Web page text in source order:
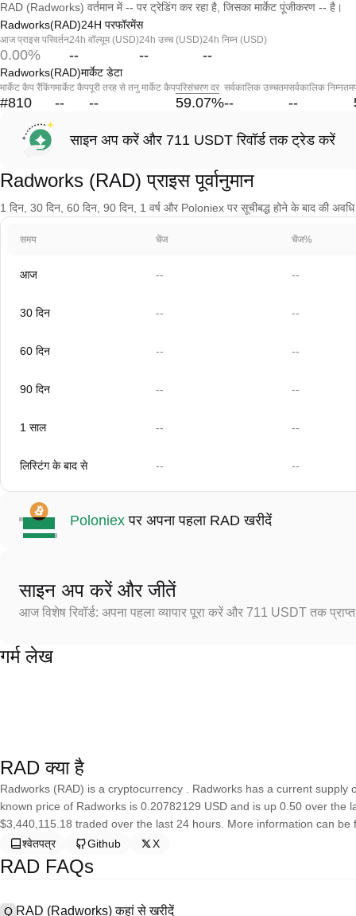
RAD (Radworks) वर्तमान में -- पर ट्रेडिंग कर रहा है, जिसका मार्केट पूंजीकरण -- है।
Radworks(RAD)24H परफॉरमेंस
आज प्राइस परिवर्तन
0.00%
24h वॉल्यूम (USD)
--
24h उच्च (USD)
--
24h निम्न (USD)
--
Radworks(RAD)मार्केट डेटा
मार्केट कैप रैंकिंग
#810
मार्केट कैप
--
पूरी तरह से तनु मार्केट कैप
--
परिसंचरण दर
59.07%
सर्वकालिक उच्चतम
--
सर्वकालिक निम्नतम
--
साइन अप करें और 711 USDT रिवॉर्ड तक ट्रेड करें
Radworks (RAD) प्राइस पूर्वानुमान
1 दिन, 30 दिन, 60 दिन, 90 दिन, 1 वर्ष और Poloniex पर सूचीबद्ध होने के बाद की
समय चेंज चेंज%
आज -- --
30 दिन -- --
60 दिन -- --
90 दिन -- --
1 साल -- --
लिस्टिंग के बाद से -- --
Poloniex पर अपना पहला RAD खरीदें
साइन अप करें और जीतें
आज विशेष रिवॉर्ड: अपना पहला व्यापार पूरा करें और 711 USDT तक
गर्म लेख
RAD क्या है
Radworks (RAD) is a cryptocurrency . Radworks has a current
known price of Radworks is 0.20782129 USD and is up 0.50 over
$3,440,115.18 traded over the last 24 hours. More information can
श्वेतपत्र
Github X
RAD FAQs
Q RAD (Radworks) कहां से खरीदें